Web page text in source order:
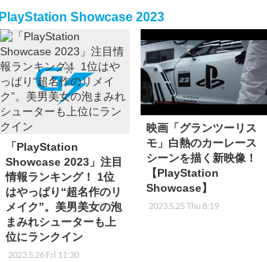
PlayStation Showcase 2023
「PlayStation
Showcase 2023」注目
情報ランキング！ 1位
はやっぱり“超名作のリ
メイク”。美男美女の泡
まみれシューターも上
位にランクイン
2023.5.26 Fri 11:30
映画「グランツーリス
モ」白熱のカーレース
シーンを描く新映像！
【PlayStation
Showcase】
2023.5.25 Thu 8:19